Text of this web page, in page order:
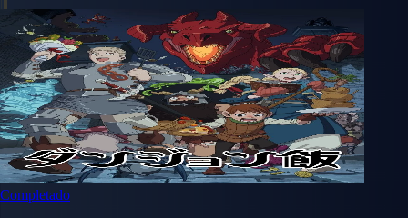
Completado